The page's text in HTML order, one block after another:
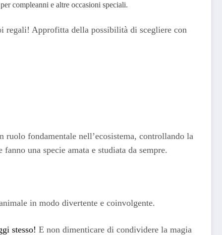
compleanni e altre occasioni speciali.
regali! Approfitta della possibilità di scegliere con
fondamentale nell’ecosistema, controllando la
una specie amata e studiata da sempre.
in modo divertente e coinvolgente.
stesso! E non dimenticare di condividere la magia